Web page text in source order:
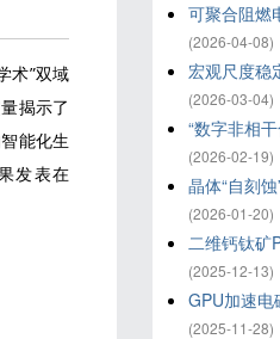
术”双域
揭示了
能化生
发表在
可聚合阻燃
(2026-04-08)
宏观尺度稳
(2026-03-04)
(2026-02-19)
晶体“自刻
(2026-01-20)
(2025-12-13)
GPU加速
(2025-11-28)